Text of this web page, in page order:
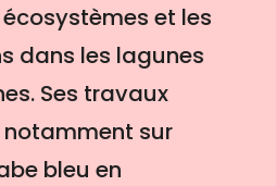
et les
dans les lagunes
Ses travaux
sur
bleu en